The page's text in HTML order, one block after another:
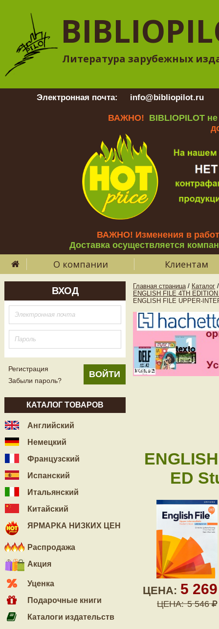
Литература зарубежных
Электронная почта: info@bibliopilot.ru
ВАЖНО! BIBLIOPILOT
ВАЖНО! Изменения в
Доставка осуществляется
О компании Клиентам
ВХОД
Регистрация
Забыли пароль?
КАТАЛОГ ТОВАРОВ
Английский
Немецкий
Французский
Испанский
Итальянский
Китайский
ЯРМАРКА НИЗКИХ ЦЕН
Распродажа
Акция
Уценка
Подарочные книги
Каталоги издательств
Главная страница / Каталог /
ENGLISH FILE 4TH
ENGLISH FILE UPPER-
ED
ЦЕНА: 5
ЦЕНА: 5 546